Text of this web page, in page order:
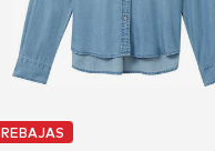
REBAJAS